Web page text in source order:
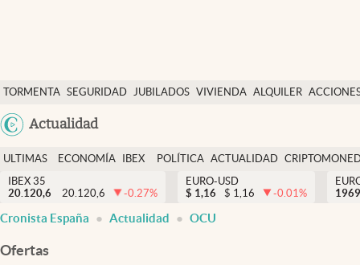
TORMENTA SEGURIDAD JUBILADOS VIVIENDA ALQUILER
Actualidad
Economía y finanzas
Política
Actualidad
Criptomonedas
España
ULTIMAS
NOTICIAS
ECONOMÍA
FINANZAS
IBEX
EURO
POLÍTICA ACTUALIDAD
IBEX 35
20.120,6
20.120,6 -0.27%
EURO-USD
$ 1,16 $ 1,16 -0.01%
Cronista España Actualidad OCU
Ofertas